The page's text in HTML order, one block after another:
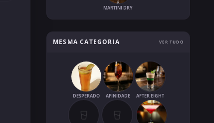
MARTINI DRY
MESMA CATEGORIA VER TUDO
DESPERADO AFINIDADE AFTER EIGHT